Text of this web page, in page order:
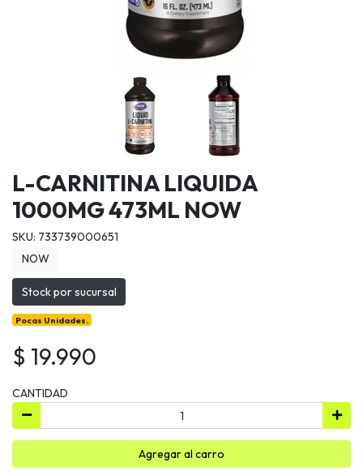
L-CARNITINA LIQUIDA
1000MG 473ML NOW
SKU: 733739000651
NOW
Stock por sucursal
Pocas Unidades.
$ 19.990
CANTIDAD
Agregar al carro